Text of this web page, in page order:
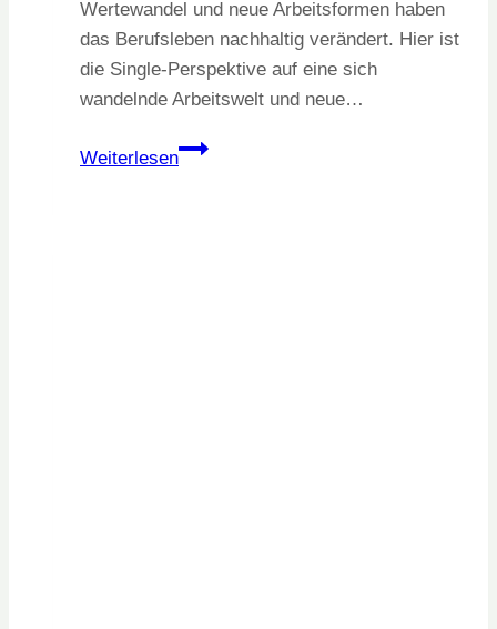
Wertewandel und neue Arbeitsformen haben
das Berufsleben nachhaltig verändert. Hier ist
die Single-Perspektive auf eine sich
wandelnde Arbeitswelt und neue…
Weiterlesen
Karriere